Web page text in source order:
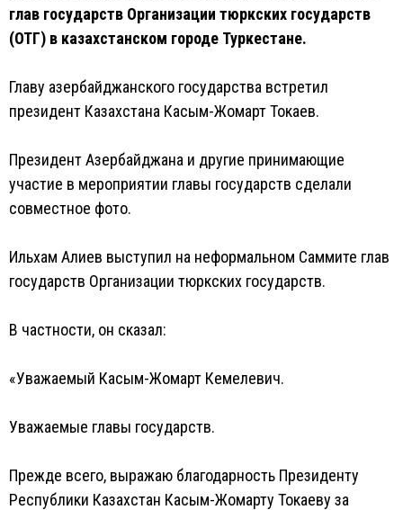
глав государств Организации тюркских государств
(ОТГ) в казахстанском городе Туркестане.
Главу азербайджанского государства встретил
президент Казахстана Касым-Жомарт Токаев.
Президент Азербайджана и другие принимающие
участие в мероприятии главы государств сделали
совместное фото.
Ильхам Алиев выступил на неформальном Саммите глав
государств Организации тюркских государств.
В частности, он сказал:
«Уважаемый Касым-Жомарт Кемелевич.
Уважаемые главы государств.
Прежде всего, выражаю благодарность Президенту
Республики Казахстан Касым-Жомарту Токаеву за